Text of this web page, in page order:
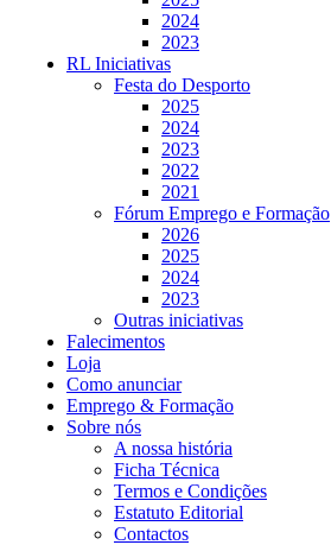
2024
2023
RL Iniciativas
Festa do Desporto
2025
2024
2023
2022
2021
Fórum Emprego e Formação
2026
2025
2024
2023
Outras iniciativas
Falecimentos
Loja
Como anunciar
Emprego & Formação
Sobre nós
A nossa história
Ficha Técnica
Termos e Condições
Estatuto Editorial
Contactos